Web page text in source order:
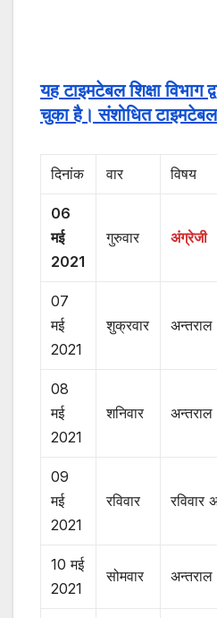
यह टाइमटेबल शिक्षा विभाग
चुका है। संशोधित
दिनांक वार विषय
06
मई
2021
गुरुवार अंग्रेजी
07
मई
2021
शुक्रवार अन्तराल
08
मई
2021
शनिवार अन्तराल
09
मई
2021
रविवार रविवार
10 मई
2021
सोमवार अन्तराल